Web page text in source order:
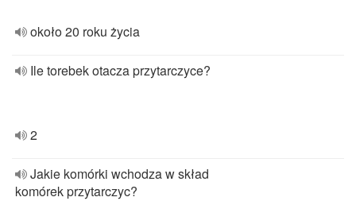
około 20 roku życia
Ile torebek otacza przytarczyce?
2
Jakie komórki wchodza w skład
komórek przytarczyc?